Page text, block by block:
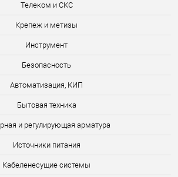
Телеком и СКС
Крепеж и метизы
Инструмент
Безопасность
Автоматизация, КИП
Бытовая техника
и регулирующая арматура
Источники питания
Кабеленесущие системы